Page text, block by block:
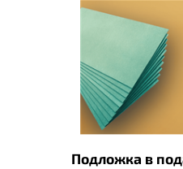
Подложка в